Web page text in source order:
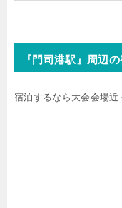
『門司港駅』周辺
宿泊するなら大会会場近